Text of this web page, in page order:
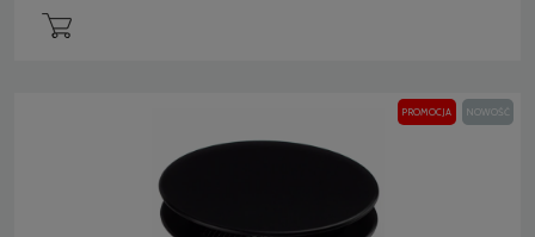
PROMOCJA NOWOŚĆ